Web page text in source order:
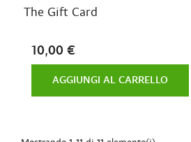
The Gift Card
10,00 €
AGGIUNGI AL CARRELLO